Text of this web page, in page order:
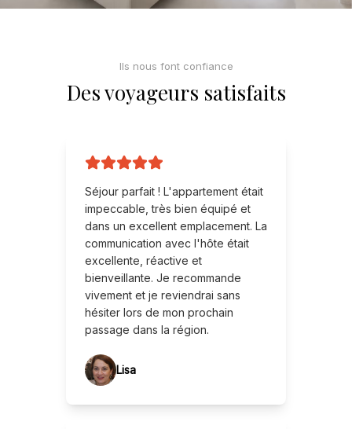
Ils nous font confiance
Des voyageurs satisfaits
Séjour parfait ! L'appartement était
impeccable, très bien équipé et
dans un excellent emplacement. La
communication avec l'hôte était
excellente, réactive et
bienveillante. Je recommande
vivement et je reviendrai sans
hésiter lors de mon prochain
passage dans la région.
Lisa